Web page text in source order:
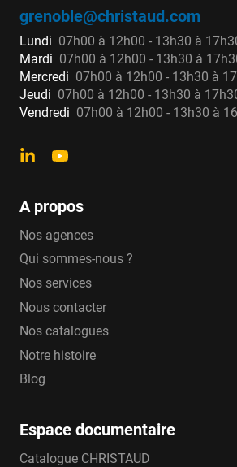
grenoble@christaud.com
Lundi 07h00 à 12h00 - 13h30 à
Mardi 07h00 à 12h00 - 13h30 à
Mercredi 07h00 à 12h00 - 13h30 à
Jeudi 07h00 à 12h00 - 13h30 à
Vendredi 07h00 à 12h00 - 13h30 à
A propos
Nos agences
Qui sommes-nous ?
Nos services
Nous contacter
Nos catalogues
Notre histoire
Blog
Espace documentaire
Catalogue CHRISTAUD